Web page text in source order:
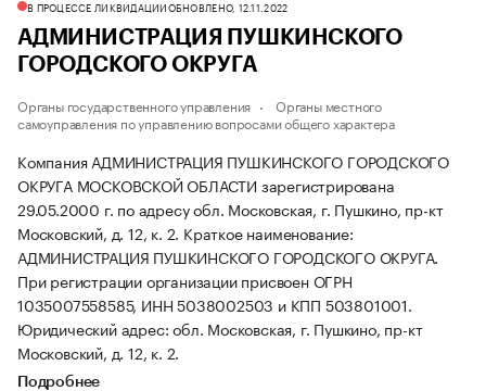
В ПРОЦЕССЕ ЛИКВИДАЦИИОБНОВЛЕНО, 12.11.2022
АДМИНИСТРАЦИЯ ПУШКИНСКОГО
ГОРОДСКОГО ОКРУГА
Органы государственного управления
Органы местного
самоуправления по управлению вопросами общего характера
Компания АДМИНИСТРАЦИЯ ПУШКИНСКОГО ГОРОДСКОГО
ОКРУГА МОСКОВСКОЙ ОБЛАСТИ зарегистрирована
29.05.2000 г. по адресу обл. Московская, г. Пушкино, пр-кт
Московский, д. 12, к. 2. Краткое наименование:
АДМИНИСТРАЦИЯ ПУШКИНСКОГО ГОРОДСКОГО ОКРУГА.
При регистрации организации присвоен ОГРН
1035007558585, ИНН 5038002503 и КПП 503801001.
Юридический адрес: обл. Московская, г. Пушкино, пр-кт
Московский, д. 12, к. 2.
Подробнее